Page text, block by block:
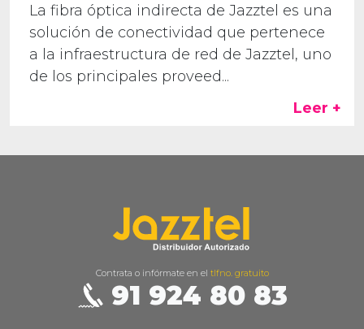
La fibra óptica indirecta de Jazztel es una
solución de conectividad que pertenece
a la infraestructura de red de Jazztel, uno
de los principales proveed...
Leer +
Contrata o infórmate en el tlfno. gratuito
91 924 80 83